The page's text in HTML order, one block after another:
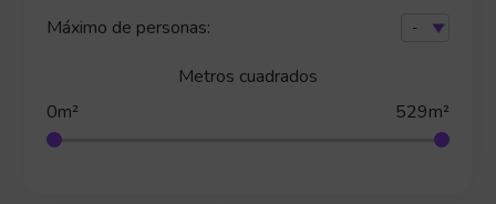
Máximo de personas:
Metros cuadrados
0m²
529m²